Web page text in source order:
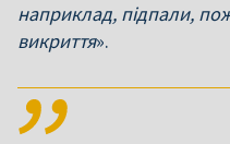
наприклад, підпали,
викриття».